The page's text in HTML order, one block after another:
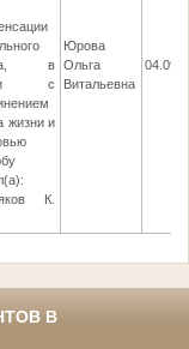
в
с
жизни и
К.
Юрова
Ольга
Витальевна
В